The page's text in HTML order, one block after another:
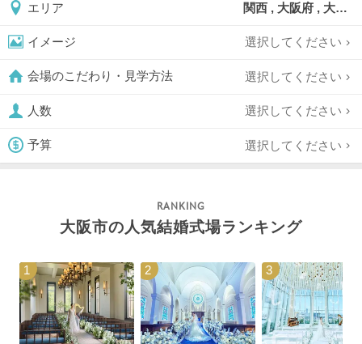
エリア 関西 , 大阪府 , 大阪市 , 大阪市此花区
イメージ 選択してください
会場のこだわり・見学方法 選択してください
人数 選択してください
予算 選択してください
大阪市の人気結婚式場ランキング
1 2 3